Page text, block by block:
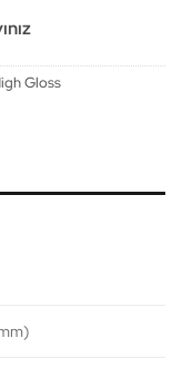
Gloss